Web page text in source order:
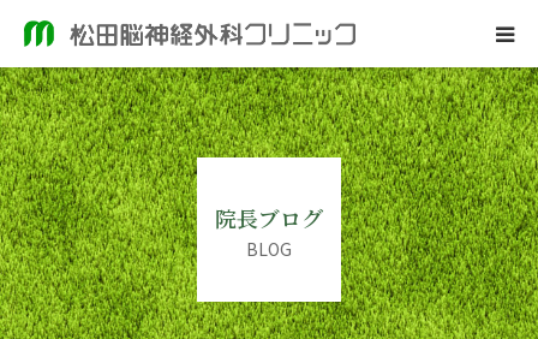
院長ブログ
BLOG
ホーム
当院のご案内
脳神経外科
皮膚科